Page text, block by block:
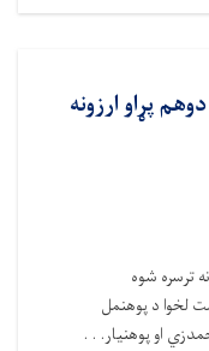
پړاو ارزونه
ترسره شوه
لخوا د پوهنمل
او پوهنیار. . .